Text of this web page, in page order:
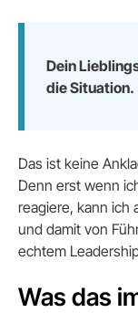
Dein
die Situation.
Das ist keine
Denn erst wenn
reagiere, kann
und damit von
echtem
Was das